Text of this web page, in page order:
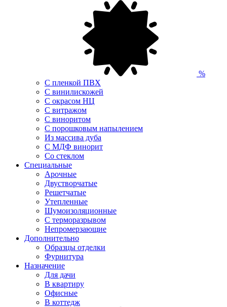
%
С пленкой ПВХ
С винилискожей
С окрасом НЦ
С витражом
С виноритом
С порошковым напылением
Из массива дуба
С МДФ винорит
Со стеклом
Специальные
Арочные
Двустворчатые
Решетчатые
Утепленные
Шумоизоляционные
С терморазрывом
Непромерзающие
Дополнительно
Образцы отделки
Фурнитура
Назначение
Для дачи
В квартиру
Офисные
В коттедж